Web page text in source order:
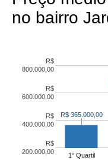
no bairro
1° Quartil
R$
200.000,00
R$
400.000,00
R$
600.000,00
R$
800.000,00
R$ 365.000,00
R$ 365.000,00